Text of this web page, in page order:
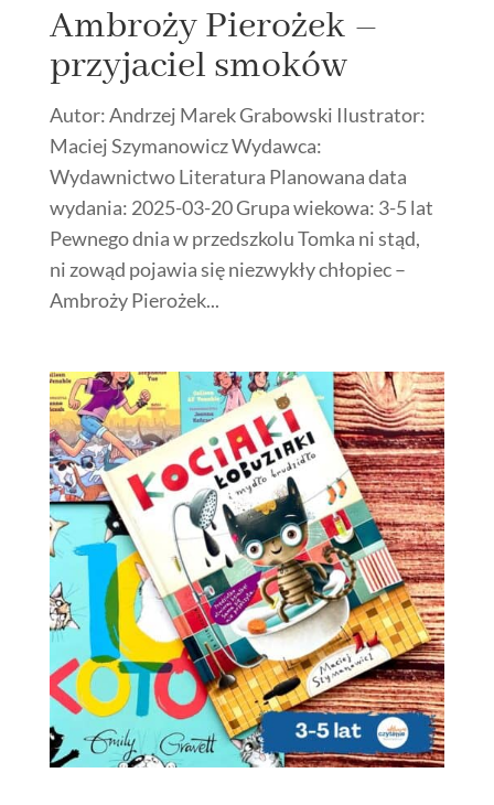
Ambroży Pierożek –
przyjaciel smoków
Autor: Andrzej Marek Grabowski Ilustrator:
Maciej Szymanowicz Wydawca:
Wydawnictwo Literatura Planowana data
wydania: 2025-03-20 Grupa wiekowa: 3-5 lat
Pewnego dnia w przedszkolu Tomka ni stąd,
ni zowąd pojawia się niezwykły chłopiec –
Ambroży Pierożek...